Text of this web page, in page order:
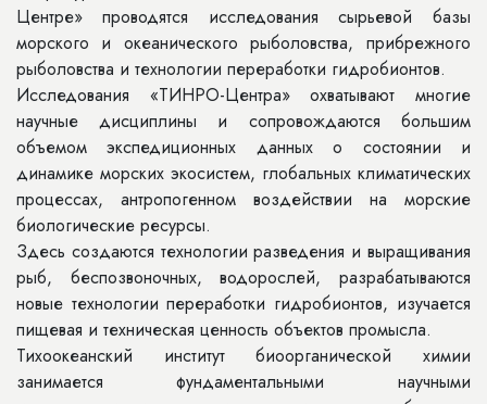
Центре» проводятся исследования сырьевой базы
морского и океанического рыболовства, прибрежного
рыболовства и технологии переработки гидробионтов.
Исследования «ТИНРО-Центра» охватывают многие
научные дисциплины и сопровождаются большим
объемом экспедиционных данных о состоянии и
динамике морских экосистем, глобальных климатических
процессах, антропогенном воздействии на морские
биологические ресурсы.
Здесь создаются технологии разведения и выращивания
рыб, беспозвоночных, водорослей, разрабатываются
новые технологии переработки гидробионтов, изучается
пищевая и техническая ценность объектов промысла.
Тихоокеанский институт биоорганической химии
занимается фундаментальными научными